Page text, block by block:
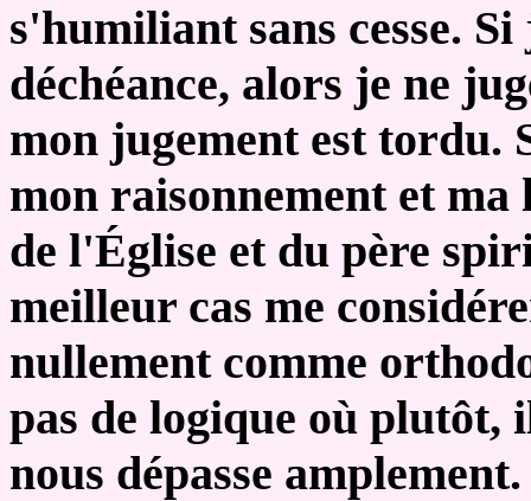
s'humiliant sans cesse.
déchéance, alors je ne
mon jugement est tordu.
mon raisonnement et ma
de l'Église et du père
meilleur cas me
nullement comme
pas de logique où plutôt,
nous dépasse